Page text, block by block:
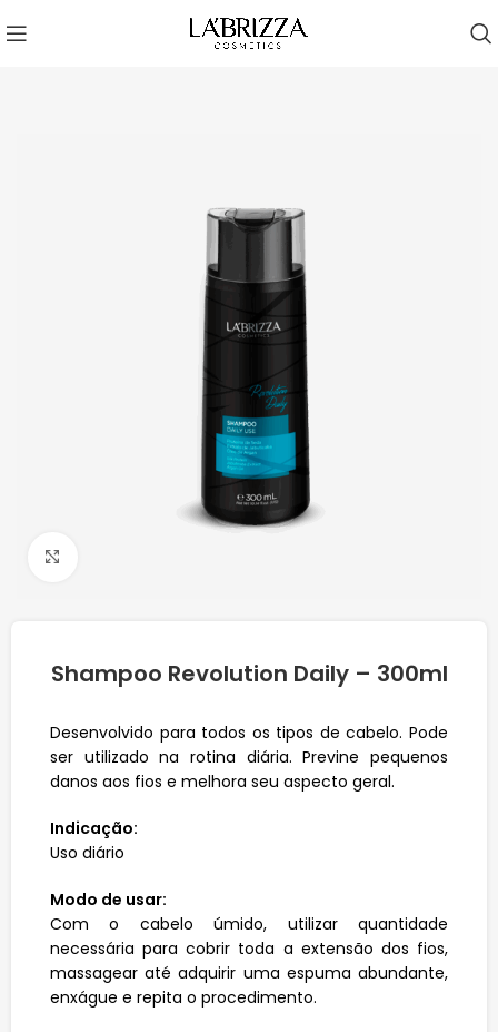
Shampoo Revolution Daily – 300ml
Desenvolvido para todos os tipos de cabelo. Pode
ser utilizado na rotina diária. Previne pequenos
danos aos fios e melhora seu aspecto geral.
Indicação:
Uso diário
Modo de usar:
Com o cabelo úmido, utilizar quantidade
necessária para cobrir toda a extensão dos fios,
massagear até adquirir uma espuma abundante,
enxágue e repita o procedimento.